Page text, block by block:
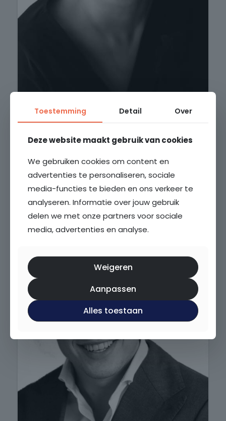
Marloes Steggink
NVM Makelaar en beëdigd Taxateur o.z. RM -
RT
Toestemming Detail Over
Deze website maakt gebruik van cookies
We gebruiken cookies om content en
advertenties te personaliseren, sociale
media-functies te bieden en ons verkeer te
analyseren. Informatie over jouw gebruik
delen we met onze partners voor sociale
media, advertenties en analyse.
Weigeren
Aanpassen
Alles toestaan